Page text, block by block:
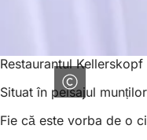
Restaurantul
Situat în peisajul
Fie că este vorba de o